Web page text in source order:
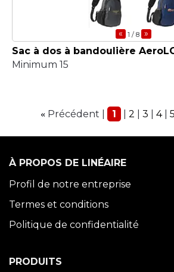
« 1 / 8 »
Sac à dos à bandoulière
Minimum 15
« Précédent 1 2 3 4 5
À PROPOS DE LINÉAIRE
Profil de notre entreprise
Termes et conditions
Politique de confidentialité
PRODUITS